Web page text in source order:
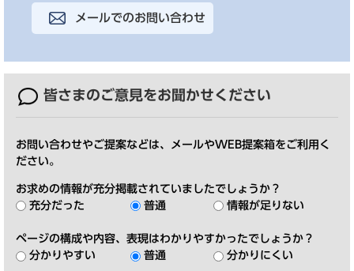
メールでのお問い合わせ
皆さまのご意見をお聞かせください
お問い合わせやご提案などは、メールやWEB提案箱をご利用く
ださい。
お求めの情報が充分掲載されていましたでしょうか？
充分だった
普通 情報が足りない
ページの構成や内容、表現はわかりやすかったでしょうか？
分かりやすい
普通 分かりにくい